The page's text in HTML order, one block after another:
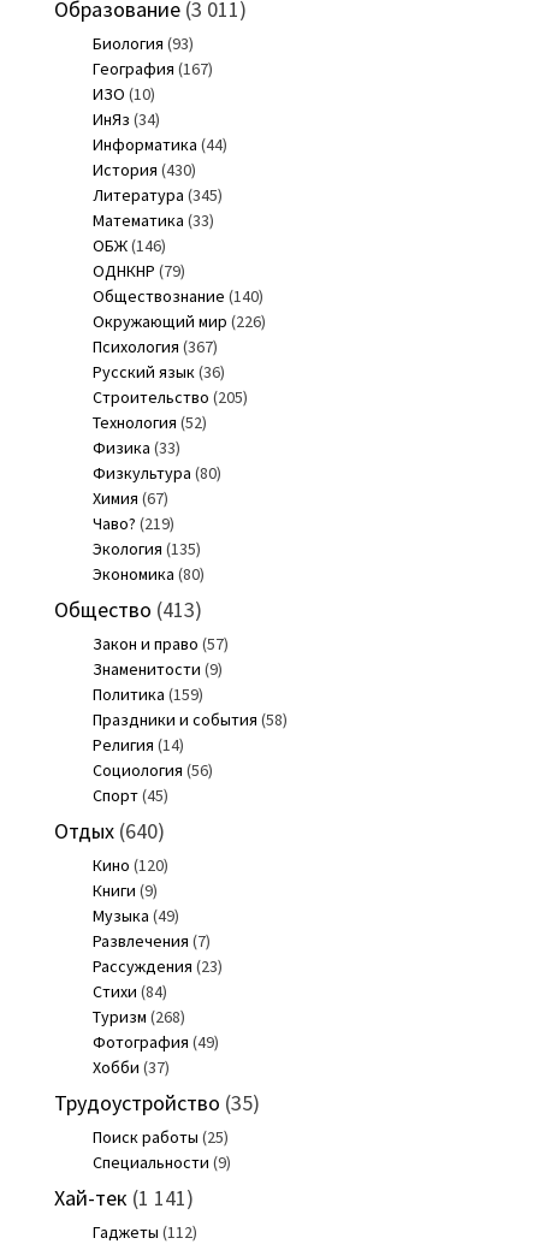
Образование(3 011)
Биология (93)
География (167)
ИЗО (10)
ИнЯз (34)
Информатика (44)
История (430)
Литература (345)
Математика (33)
ОБЖ(146)
ОДНКНР (79)
Обществознание (140)
Окружающий мир (226)
Психология (367)
Русский язык (36)
Строительство (205)
Технология (52)
Физика (33)
Физкультура (80)
Химия (67)
Чаво? (219)
Экология (135)
Экономика (80)
Общество (413)
Закон и право (57)
Знаменитости (9)
Политика (159)
Праздники и события (58)
Религия (14)
Социология (56)
Спорт(45)
Отдых(640)
Кино (120)
Книги (9)
Музыка (49)
Развлечения (7)
Рассуждения (23)
Стихи (84)
Туризм (268)
Фотография (49)
Хобби (37)
Трудоустройство (35)
Поиск работы (25)
Специальности (9)
Хай-тек (1 141)
Гаджеты (112)